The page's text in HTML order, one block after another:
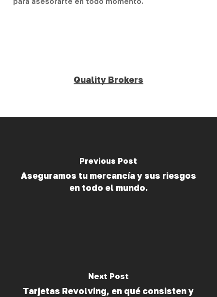
Quality Brokers
Previous Post
Aseguramos tu mercancía y sus riesgos
en todo el mundo.
Next Post
Tarjetas Revolving, en qué consisten y